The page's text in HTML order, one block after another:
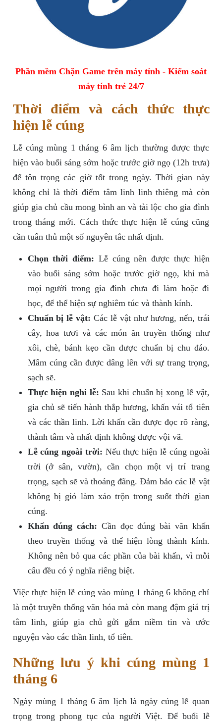
Phần mềm Chặn Game trên máy tính - Kiểm soát
máy tính trẻ 24/7
Thời điểm và cách thức thực
hiện lễ cúng
Lễ cúng mùng 1 tháng 6 âm lịch thường được thực
hiện vào buổi sáng sớm hoặc trước giờ ngọ (12h trưa)
để tôn trọng các giờ tốt trong ngày. Thời gian này
không chỉ là thời điểm tâm linh linh thiêng mà còn
giúp gia chủ cầu mong bình an và tài lộc cho gia đình
trong tháng mới. Cách thức thực hiện lễ cúng cũng
cần tuân thủ một số nguyên tắc nhất định.
Chọn thời điểm: Lễ cúng nên được thực hiện
vào buổi sáng sớm hoặc trước giờ ngọ, khi mà
mọi người trong gia đình chưa đi làm hoặc đi
học, để thể hiện sự nghiêm túc và thành kính.
Chuẩn bị lễ vật: Các lễ vật như hương, nến, trái
cây, hoa tươi và các món ăn truyền thống như
xôi, chè, bánh kẹo cần được chuẩn bị chu đáo.
Mâm cúng cần được dâng lên với sự trang trọng,
sạch sẽ.
Thực hiện nghi lễ: Sau khi chuẩn bị xong lễ vật,
gia chủ sẽ tiến hành thắp hương, khấn vái tổ tiên
và các thần linh. Lời khấn cần được đọc rõ ràng,
thành tâm và nhất định không được vội vã.
Lễ cúng ngoài trời: Nếu thực hiện lễ cúng ngoài
trời (ở sân, vườn), cần chọn một vị trí trang
trọng, sạch sẽ và thoáng đãng. Đảm bảo các lễ vật
không bị gió làm xáo trộn trong suốt thời gian
cúng.
Khấn đúng cách: Cần đọc đúng bài văn khấn
theo truyền thống và thể hiện lòng thành kính.
Không nên bỏ qua các phần của bài khấn, vì mỗi
câu đều có ý nghĩa riêng biệt.
Việc thực hiện lễ cúng vào mùng 1 tháng 6 không chỉ
là một truyền thống văn hóa mà còn mang đậm giá trị
tâm linh, giúp gia chủ gửi gắm niềm tin và ước
nguyện vào các thần linh, tổ tiên.
Những lưu ý khi cúng mùng 1
tháng 6
Ngày mùng 1 tháng 6 âm lịch là ngày cúng lễ quan
trọng trong phong tục của người Việt. Để buổi lễ